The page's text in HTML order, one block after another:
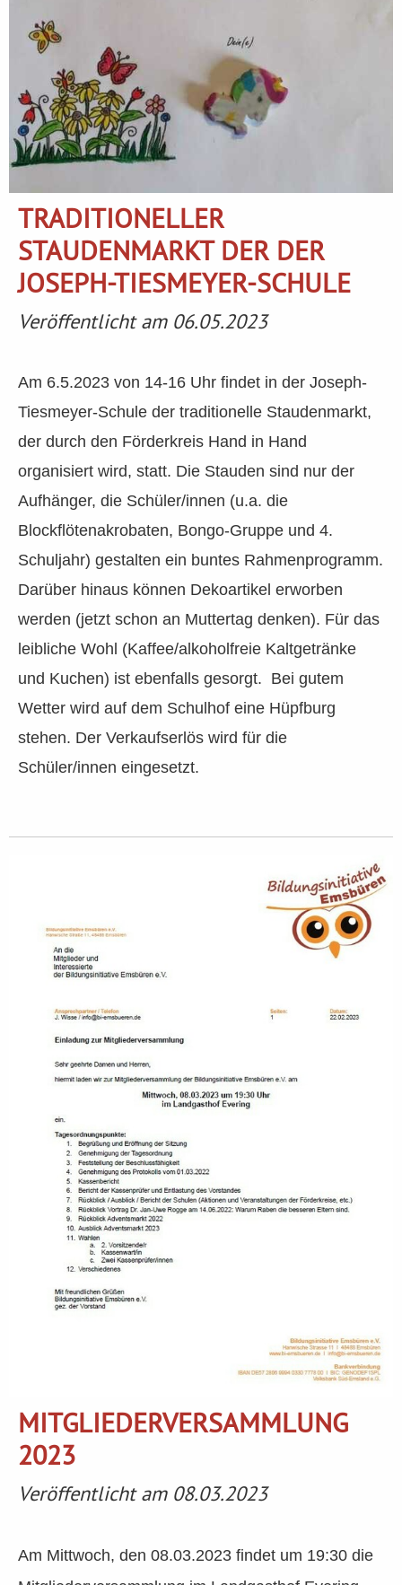
TRADITIONELLER
STAUDENMARKT DER DER
JOSEPH-TIESMEYER-SCHULE
Veröffentlicht am 06.05.2023
Am 6.5.2023 von 14-16 Uhr findet in der Joseph-
Tiesmeyer-Schule der traditionelle Staudenmarkt,
der durch den Förderkreis Hand in Hand
organisiert wird, statt. Die Stauden sind nur der
Aufhänger, die Schüler/innen (u.a. die
Blockflötenakrobaten, Bongo-Gruppe und 4.
Schuljahr) gestalten ein buntes Rahmenprogramm.
Darüber hinaus können Dekoartikel erworben
werden (jetzt schon an Muttertag denken). Für das
leibliche Wohl (Kaffee/alkoholfreie Kaltgetränke
und Kuchen) ist ebenfalls gesorgt. Bei gutem
Wetter wird auf dem Schulhof eine Hüpfburg
stehen. Der Verkaufserlös wird für die
Schüler/innen eingesetzt.
MITGLIEDERVERSAMMLUNG
2023
Veröffentlicht am 08.03.2023
Am Mittwoch, den 08.03.2023 findet um 19:30 die